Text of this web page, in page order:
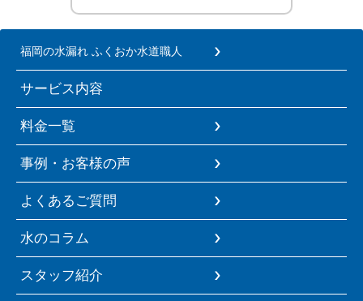
福岡の水漏れ ふくおか水道職人
サービス内容
料金一覧
事例・お客様の声
よくあるご質問
水のコラム
スタッフ紹介